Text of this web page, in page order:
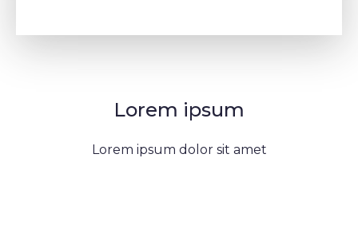
Lorem ipsum
Lorem ipsum dolor sit amet